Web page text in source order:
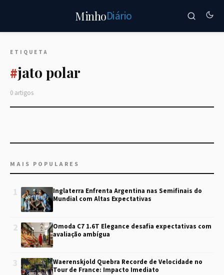
MinhoDiário
ETIQUETA
#jato polar
0 artigos
MAIS POPULARES
1
Inglaterra Enfrenta Argentina nas Semifinais do
Mundial com Altas Expectativas
2
Omoda C7 1.6T Elegance desafia expectativas com
avaliação ambígua
3
Waerenskjold Quebra Recorde de Velocidade no
Tour de France: Impacto Imediato